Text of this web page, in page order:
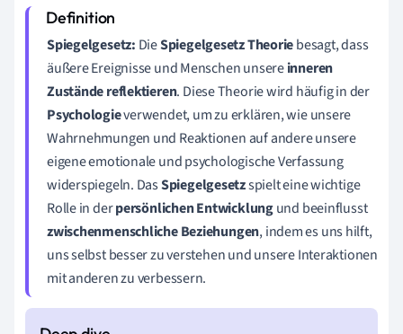
Spiegelgesetz: DieSpiegelgesetz Theoriebesagt, dass
äußere Ereignisse und Menschen unsereinneren
Zustände reflektieren. Diese Theorie wird häufig in der
Psychologieverwendet, um zu erklären, wie unsere
Wahrnehmungen und Reaktionen auf andere unsere
eigene emotionale und psychologische Verfassung
widerspiegeln. DasSpiegelgesetzspielt eine wichtige
Rolle in derpersönlichen Entwicklungund beeinflusst
zwischenmenschliche Beziehungen, indem es uns hilft,
uns selbst besser zu verstehen und unsere Interaktionen
mit anderen zu verbessern.